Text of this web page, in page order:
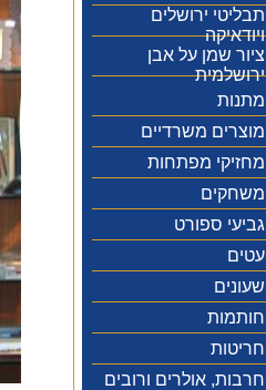
תבליטי ירושלים
ויודאיקה
ציור שמן על אבן
ירושלמית
מתנות
מוצרים משרדיים
מחזיקי מפתחות
משחקים
גביעי ספורט
עטים
שעונים
חותמות
חריטות
חרבות, אולרים ורובים